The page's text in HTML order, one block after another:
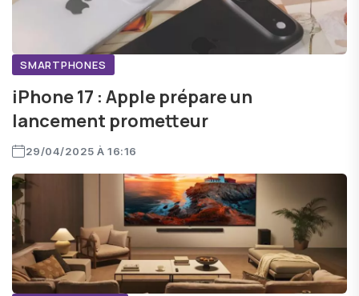
SMARTPHONES
iPhone 17 : Apple prépare un
lancement prometteur
29/04/2025 À 16:16